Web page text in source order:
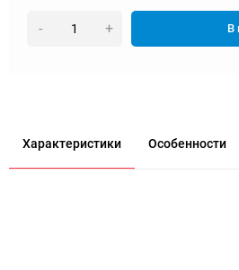
- + В
Характеристики Особенности